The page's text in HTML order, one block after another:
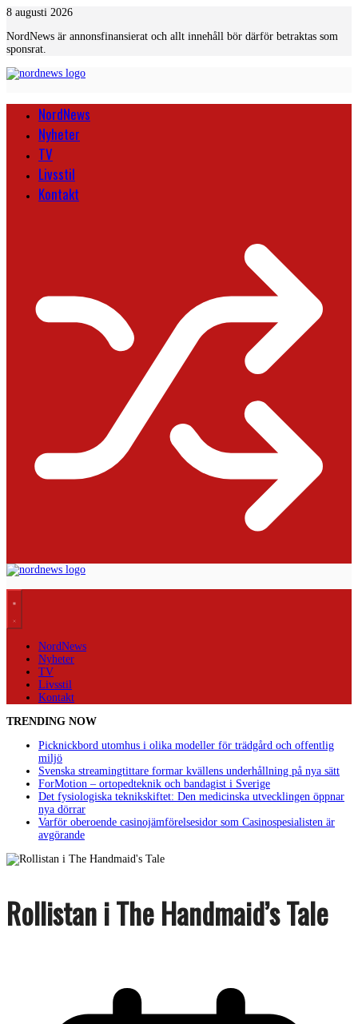
Skip
content
8 augusti 2026
NordNews är annonsfinansierat och allt innehåll bör därför betraktas som
sponsrat.
NordNews
Nyheter
TV
Livsstil
Kontakt
NordNews
Nyheter
TV
Livsstil
Kontakt
TRENDING NOW
Picknickbord utomhus i olika modeller för trädgård och offentlig
miljö
Svenska streamingtittare formar kvällens underhållning på nya sätt
ForMotion – ortopedteknik och bandagist i Sverige
Det fysiologiska teknikskiftet: Den medicinska utvecklingen öppnar
nya dörrar
Varför oberoende casinojämförelsesidor som Casinospesialisten är
avgörande
Rollistan i The Handmaid’s Tale